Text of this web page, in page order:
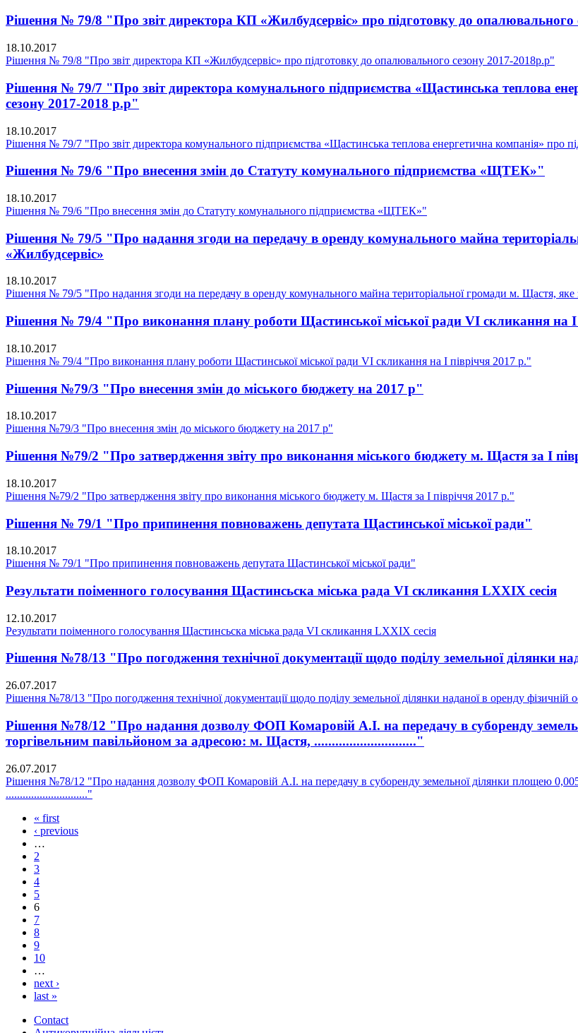
Рішення № 79/8 "Про звіт директора КП «Жилбудсервіс» про підготовку до опалювального
18.10.2017
Рішення № 79/8 "Про звіт директора КП «Жилбудсервіс» про підготовку до опалювального сезону 2017-2018р.р"
Рішення № 79/7 "Про звіт директора комунального підприємства «Щастинська теплова
сезону 2017-2018 р.р"
18.10.2017
Рішення № 79/7 "Про звіт директора комунального підприємства «Щастинська теплова енергетична компанія» про
Рішення № 79/6 "Про внесення змін до Статуту комунального підприємства «ЩТЕК»"
18.10.2017
Рішення № 79/6 "Про внесення змін до Статуту комунального підприємства «ЩТЕК»"
Рішення № 79/5 "Про надання згоди на передачу в оренду комунального майна
«Жилбудсервіс»
18.10.2017
Рішення № 79/5 "Про надання згоди на передачу в оренду комунального майна територіальної громади м. Щастя, яке
Рішення № 79/4 "Про виконання плану роботи Щастинської міської ради VI скликання на I
18.10.2017
Рішення № 79/4 "Про виконання плану роботи Щастинської міської ради VI скликання на I півріччя 2017 р."
Рішення №79/3 "Про внесення змін до міського бюджету на 2017 р"
18.10.2017
Рішення №79/3 "Про внесення змін до міського бюджету на 2017 р"
Рішення №79/2 "Про затвердження звіту про виконання міського бюджету м. Щастя за I
18.10.2017
Рішення №79/2 "Про затвердження звіту про виконання міського бюджету м. Щастя за I півріччя 2017 р."
Рішення № 79/1 "Про припинення повноважень депутата Щастинської міської ради"
18.10.2017
Рішення № 79/1 "Про припинення повноважень депутата Щастинської міської ради"
Результати поіменного голосування Щастинсьска міська рада VI скликання LXXIX сесія
12.10.2017
Результати поіменного голосування Щастинсьска міська рада VI скликання LXXIX сесія
Рішення №78/13 "Про погодження технічної документації щодо поділу земельної ділянки
26.07.2017
Рішення №78/13 "Про погодження технічної документації щодо поділу земельної ділянки наданої в оренду
Рішення №78/12 "Про надання дозволу ФОП Комаровій А.І. на передачу в суборенду
торгівельним павільйоном за адресою: м. Щастя, ............................."
26.07.2017
Рішення №78/12 "Про надання дозволу ФОП Комаровій А.І. на передачу в суборенду земельної ділянки площею
............................."
« first
‹ previous
…
2
3
4
5
6
7
8
9
10
…
next ›
last »
Contact